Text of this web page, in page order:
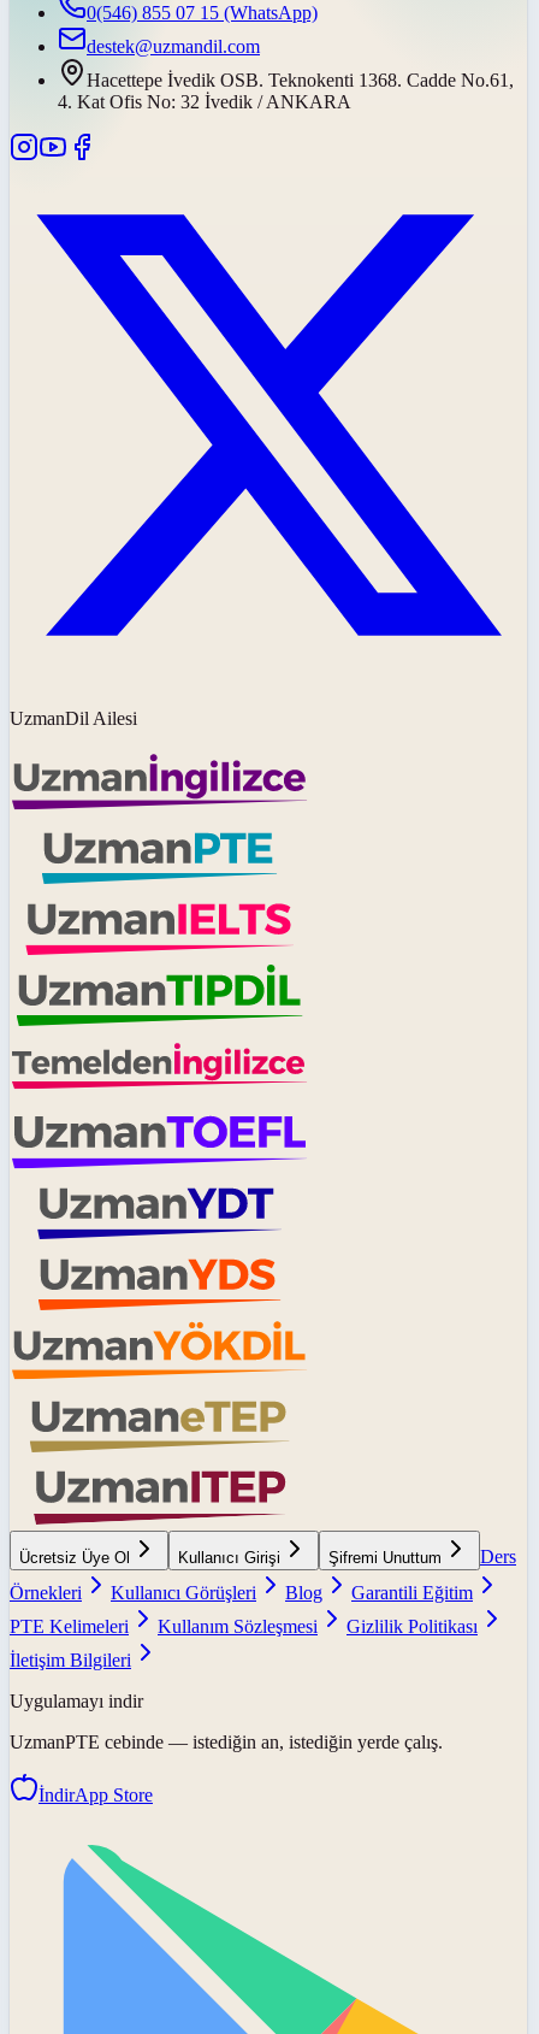
0(546) 855 07 15 (WhatsApp)
destek@uzmandil.com
Hacettepe İvedik OSB. Teknokenti 1368. Cadde No.61,
4. Kat Ofis No: 32 İvedik / ANKARA
UzmanDil Ailesi
Ücretsiz Üye Ol Kullanıcı Girişi Şifremi Unuttum
Ders
Örnekleri
Kullanıcı Görüşleri Blog
Garantili Eğitim
PTE Kelimeleri
Kullanım Sözleşmesi
Gizlilik Politikası
İletişim Bilgileri
Uygulamayı indir
UzmanPTE cebinde — istediğin an, istediğin yerde çalış.
İndirApp Store